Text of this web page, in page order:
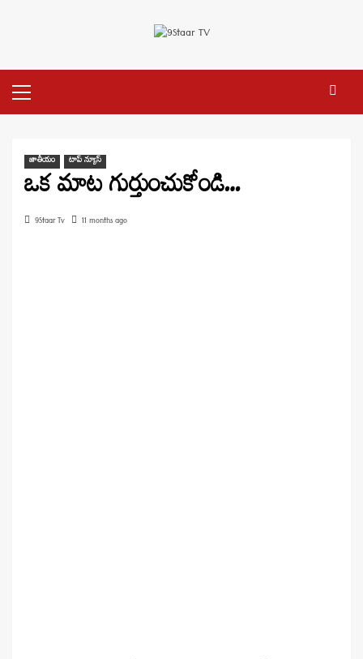
Menu
జాతీయం టాప్ న్యూస్
ఒక మాట గుర్తుంచుకోండి…
9Staar Tv 11 months ago